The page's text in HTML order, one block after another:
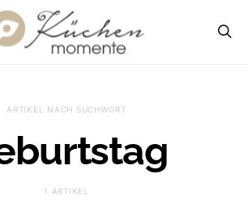
ARTIKEL NACH SUCHWORT
1 ARTIKEL